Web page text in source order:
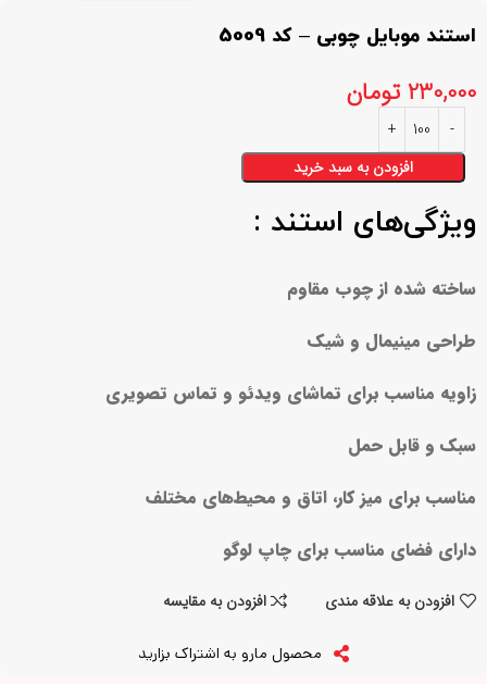
استند موبایل چوبی – کد 5009
230,000 تومان
افزودن به سبد خرید
ویژگی‌های استند :
ساخته شده از چوب مقاوم
طراحی مینیمال و شیک
زاویه مناسب برای تماشای ویدئو و تماس تصویری
سبک و قابل حمل
مناسب برای میز کار، اتاق و محیط‌های مختلف
دارای فضای مناسب برای چاپ لوگو
افزودن به علاقه مندی افزودن به مقایسه
محصول مارو به اشتراک بزارید